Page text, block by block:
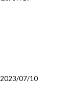
2023/07/10